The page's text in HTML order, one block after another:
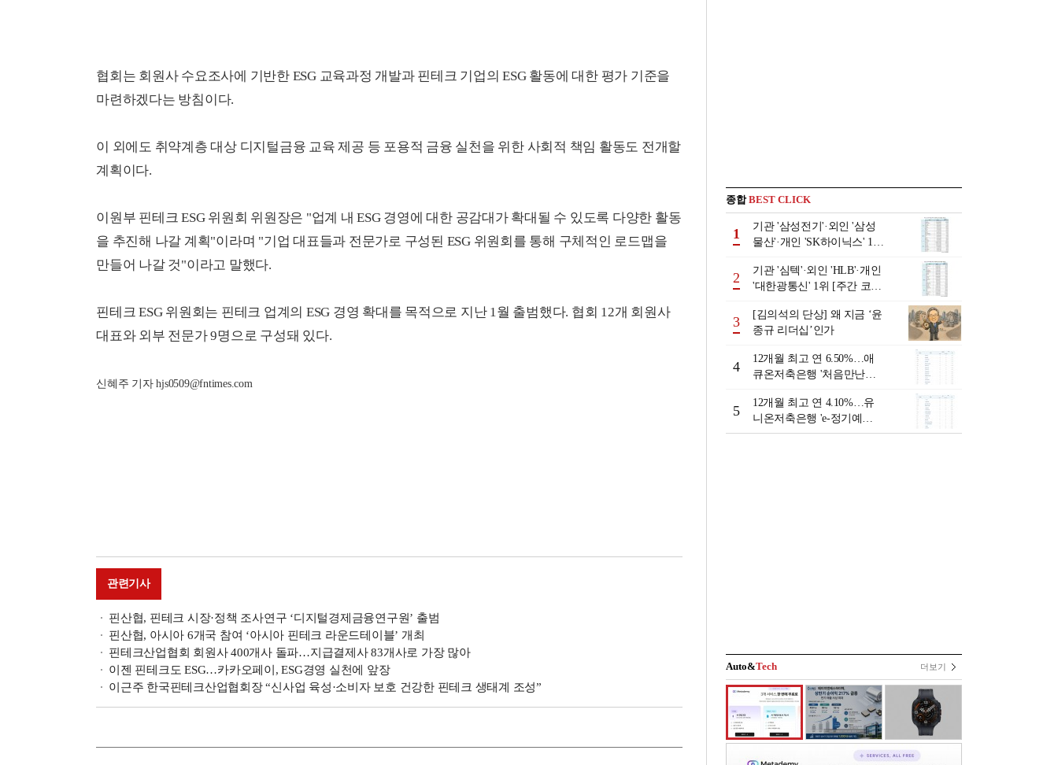
협회는 회원사 수요조사에 기반한 ESG 교육과정 개발과 핀테크 기업의 ESG 활동에 대한 평가 기준을
마련하겠다는 방침이다.
이 외에도 취약계층 대상 디지털금융 교육 제공 등 포용적 금융 실천을 위한 사회적 책임 활동도 전개할
계획이다.
이원부 핀테크 ESG 위원회 위원장은 "업계 내 ESG 경영에 대한 공감대가 확대될 수 있도록 다양한 활동
을 추진해 나갈 계획"이라며 "기업 대표들과 전문가로 구성된 ESG 위원회를 통해 구체적인 로드맵을
만들어 나갈 것"이라고 말했다.
핀테크 ESG 위원회는 핀테크 업계의 ESG 경영 확대를 목적으로 지난 1월 출범했다. 협회 12개 회원사
대표와 외부 전문가 9명으로 구성돼 있다.
신혜주 기자 hjs0509@fntimes.com
관련기사
핀산협, 핀테크 시장·정책 조사연구 ‘디지털경제금융연구원’ 출범
핀산협, 아시아 6개국 참여 ‘아시아 핀테크 라운드테이블’ 개최
핀테크산업협회 회원사 400개사 돌파…지급결제사 83개사로 가장 많아
이젠 핀테크도 ESG…카카오페이, ESG경영 실천에 앞장
이근주 한국핀테크산업협회장 “신사업 육성·소비자 보호 건강한 핀테크 생태계 조성”
종합BEST CLICK
1
기관 '삼성전기'·외인 '삼성
물산'·개인 'SK하이닉스' 1위
년 8월3일~8월7일]
2
기관 '심텍'·외인 'HLB'·개인
'대한광통신' 1위 [주간 코스
월7일]
3
[김의석의 단상] 왜 지금 ‘윤
종규 리더십’인가
4
12개월 최고 연 6.50%…애
큐온저축은행 '처음만난적
리-8월 2주]
5
12개월 최고 연 4.10%…유
니온저축은행 'e-정기예
금'[이주의 저축은행 예금금
Auto&Tech 더보기